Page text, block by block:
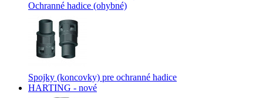
Ochranné hadice (ohybné)
Spojky (koncovky) pre ochranné hadice
HARTING - nové